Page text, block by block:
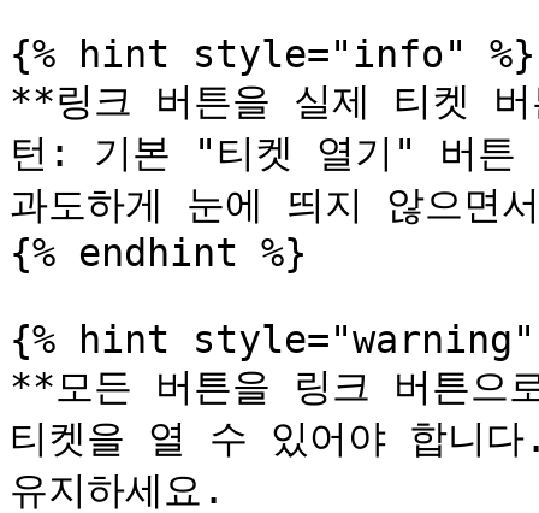
{% hint style="info" %}
**링크 버튼을 실제 티켓
턴: 기본 "티켓 열기" 버튼
과도하게 눈에 띄지 않으면
{% endhint %}
{% hint style="warning"
**모든 버튼을 링크 버튼으
티켓을 열 수 있어야 합니
유지하세요.